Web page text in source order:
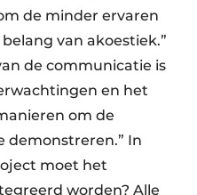
de minder ervaren
van akoestiek.”
de communicatie is
en het
om de
demonstreren.” In
moet het
worden? Alle